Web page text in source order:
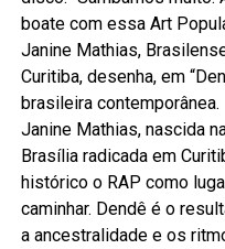
boate com essa Art
Janine Mathias,
Curitiba, desenha, em
brasileira contemporânea.
Janine Mathias, nascida
Brasília radicada em
histórico o RAP como
caminhar. Dendê é o
a ancestralidade e os